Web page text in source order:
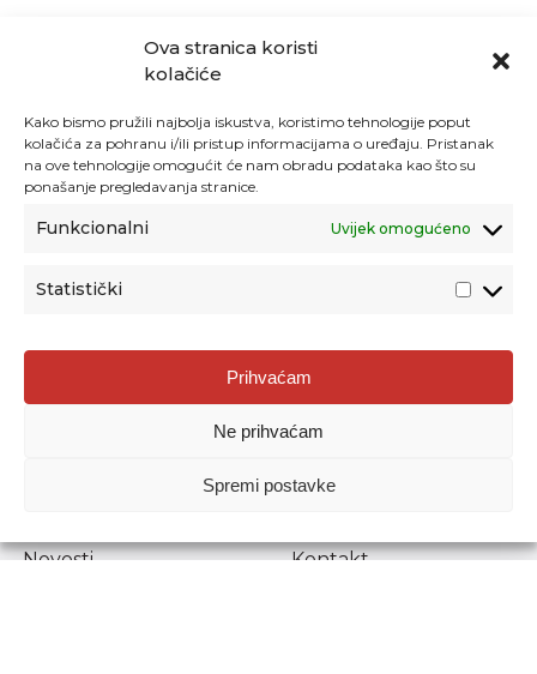
Ova stranica koristi
kolačiće
Kako bismo pružili najbolja iskustva, koristimo tehnologije poput
kolačića za pohranu i/ili pristup informacijama o uređaju. Pristanak
na ove tehnologije omogućit će nam obradu podataka kao što su
ponašanje pregledavanja stranice.
Funkcionalni Uvijek omogućeno
Statistički
Prihvaćam
Ne prihvaćam
Spremi postavke
Agencija za odgoj i obrazovanje
Donje Svetice 38, 10000 Zagreb
1778129
Prenošenje sadržaja dopušteno je uz navođenje izvora.
Novosti
Kontakt